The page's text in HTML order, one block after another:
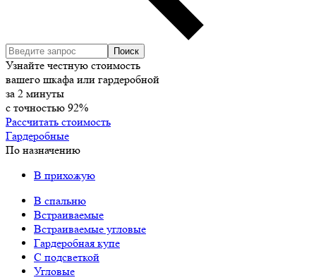
Узнайте честную стоимость
вашего шкафа или гардеробной
за 2 минуты
с точностью 92%
Рассчитать стоимость
Гардеробные
По назначению
В прихожую
В спальню
Встраиваемые
Встраиваемые угловые
Гардеробная купе
С подсветкой
Угловые